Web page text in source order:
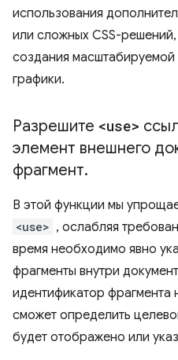
использования
или сложных CSS-
создания
графики.
Разрешите <use>
элемент внешнего
фрагмент.
В этой функции мы
<use> , ослабляя
время необходимо явно
фрагменты внутри
идентификатор фрагмента
сможет определить
будет отображено или